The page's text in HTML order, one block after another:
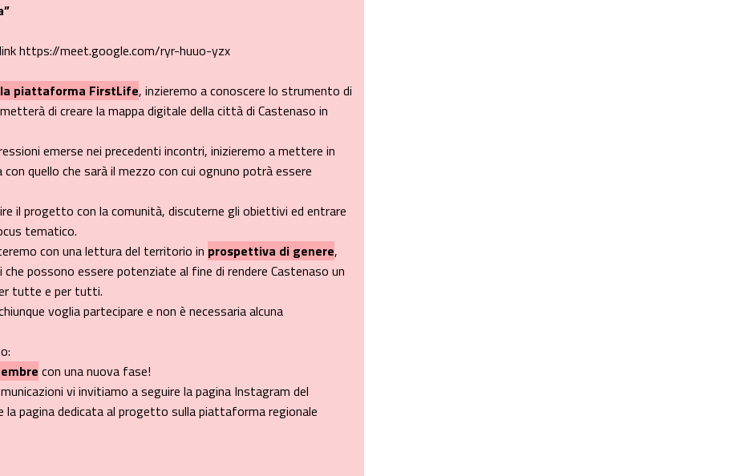
https://meet.google.com/ryr-huuo-yzx
piattaforma FirstLife, inzieremo a conoscere lo strumento di
di creare la mappa digitale della città di Castenaso in
emerse nei precedenti incontri, inizieremo a mettere in
quello che sarà il mezzo con cui ognuno potrà essere
il progetto con la comunità, discuterne gli obiettivi ed entrare
tematico.
con una lettura del territorio in prospettiva di genere,
che possono essere potenziate al fine di rendere Castenaso un
tutte e per tutti.
voglia partecipare e non è necessaria alcuna
con una nuova fase!
vi invitiamo a seguire la pagina Instagram del
la pagina dedicata al progetto sulla piattaforma regionale